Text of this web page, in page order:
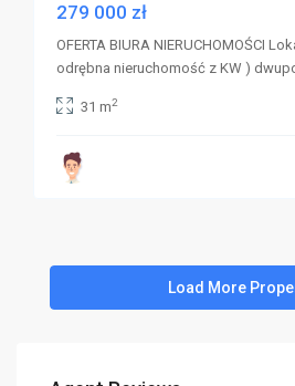
279 000 zł
OFERTA BIURA NIERUCHOMOŚCI
odrębna nieruchomość z KW )
31 m2